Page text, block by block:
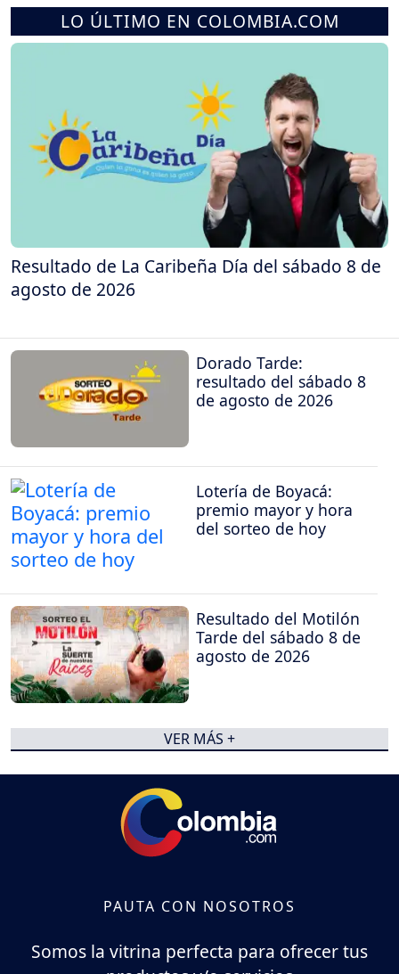
LO ÚLTIMO EN COLOMBIA.COM
Resultado de La Caribeña Día del sábado 8 de
agosto de 2026
Dorado Tarde:
resultado del sábado 8
de agosto de 2026
Lotería de Boyacá:
premio mayor y hora
del sorteo de hoy
Resultado del Motilón
Tarde del sábado 8 de
agosto de 2026
VER MÁS +
PAUTA CON NOSOTROS
Somos la vitrina perfecta para ofrecer tus